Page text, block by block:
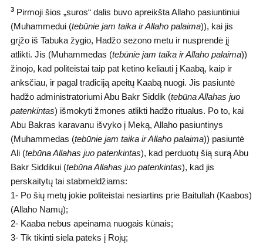
3Pirmoji šios „suros“ dalis buvo apreikšta Allaho pasiuntiniui
(Muhammedui (tebūnie jam taika ir Allaho palaima)), kai jis
grįžo iš Tabuka žygio, Hadžo sezono metu ir nusprendė jį
atlikti. Jis (Muhammedas (tebūnie jam taika ir Allaho palaima))
žinojo, kad politeistai taip pat ketino keliauti į Kaabą, kaip ir
anksčiau, ir pagal tradiciją apeitų Kaabą nuogi. Jis pasiuntė
hadžo administratoriumi Abu Bakr Siddik (tebūna Allahas juo
patenkintas) išmokyti žmones atlikti hadžo ritualus. Po to, kai
Abu Bakras karavanu išvyko į Meką, Allaho pasiuntinys
(Muhammedas (tebūnie jam taika ir Allaho palaima)) pasiuntė
Ali (tebūna Allahas juo patenkintas), kad perduotų šią surą Abu
Bakr Siddikui (tebūna Allahas juo patenkintas), kad jis
perskaitytų tai stabmeldžiams:
1- Po šių metų jokie politeistai nesiartins prie Baitullah (Kaabos)
(Allaho Namų);
2- Kaaba nebus apeinama nuogais kūnais;
3- Tik tikinti siela pateks į Rojų;